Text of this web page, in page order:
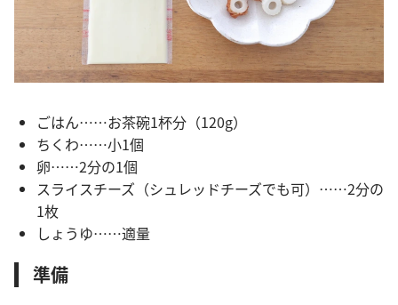
ごはん……お茶碗1杯分（120g）
ちくわ……小1個
卵……2分の1個
スライスチーズ（シュレッドチーズでも可）……2分の
1枚
しょうゆ……適量
準備